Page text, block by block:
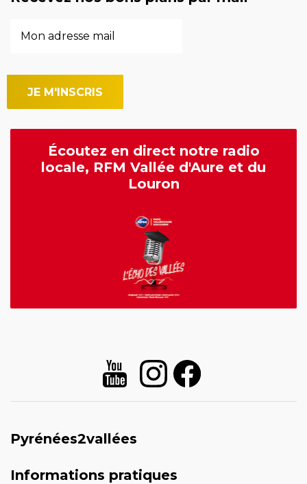
Écoutez en direct notre radio
locale, RFM Vallée d'Aure et du
Louron
Pyrénées2vallées
Informations pratiques